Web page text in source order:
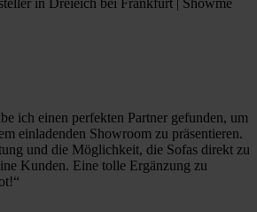
ich einen perfekten Partner gefunden, um
einladenden Showroom zu präsentieren.
und die Möglichkeit, die Sofas direkt zu
Kunden. Eine tolle Ergänzung zu